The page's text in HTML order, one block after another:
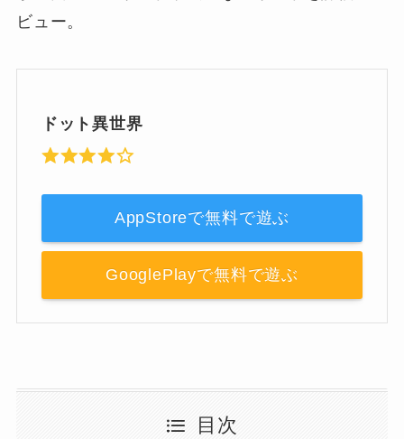
ビュー。
ドット異世界
AppStoreで無料で遊ぶ
GooglePlayで無料で遊ぶ
目次